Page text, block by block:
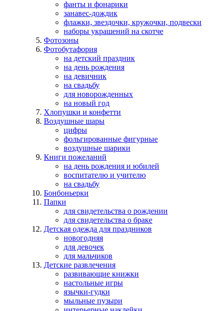
фанты и фонарики
занавес-дождик
флажки, звездочки, кружочки, подвески
наборы украшений на скотче
Фотозоны
Фотобутафория
на детский праздник
на день рождения
на девичник
на свадьбу
для новорожденных
на новый год
Хлопушки и конфетти
Воздушные шары
цифры
фольгированные фигурные
воздушные шарики
Книги пожеланий
на день рождения и юбилей
воспитателю и учителю
на свадьбу
Бонбоньерки
Папки
для свидетельства о рождении
для свидетельства о браке
Детская одежда для праздников
новогодняя
для девочек
для мальчиков
Детские развлечения
развивающие книжки
настольные игры
язычки-гудки
мыльные пузыри